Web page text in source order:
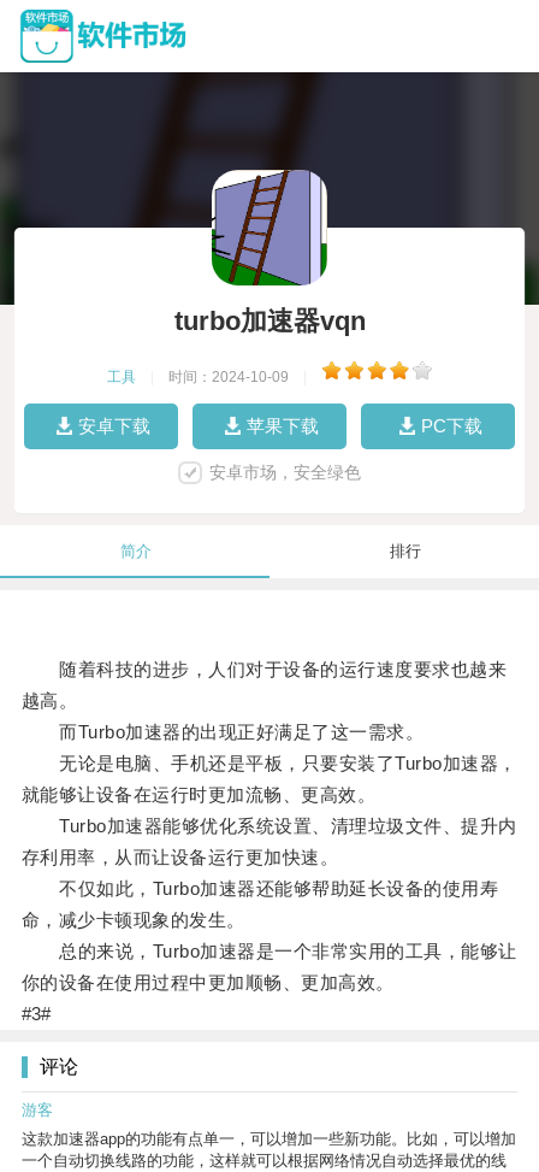
turbo加速器vqn
工具 时间：2024-10-09
安卓下载 苹果下载 PC下载
安卓市场，安全绿色
简介 排行
随着科技的进步，人们对于设备的运行速度要求也越来
越高。
而Turbo加速器的出现正好满足了这一需求。
无论是电脑、手机还是平板，只要安装了Turbo加速器，
就能够让设备在运行时更加流畅、更高效。
Turbo加速器能够优化系统设置、清理垃圾文件、提升内
存利用率，从而让设备运行更加快速。
不仅如此，Turbo加速器还能够帮助延长设备的使用寿
命，减少卡顿现象的发生。
总的来说，Turbo加速器是一个非常实用的工具，能够让
你的设备在使用过程中更加顺畅、更加高效。
#3#
评论
游客
这款加速器app的功能有点单一，可以增加一些新功能。比如，可以增加
一个自动切换线路的功能，这样就可以根据网络情况自动选择最优的线